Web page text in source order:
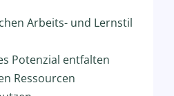
Arbeits- und Lernstil
Potenzial entfalten
Ressourcen